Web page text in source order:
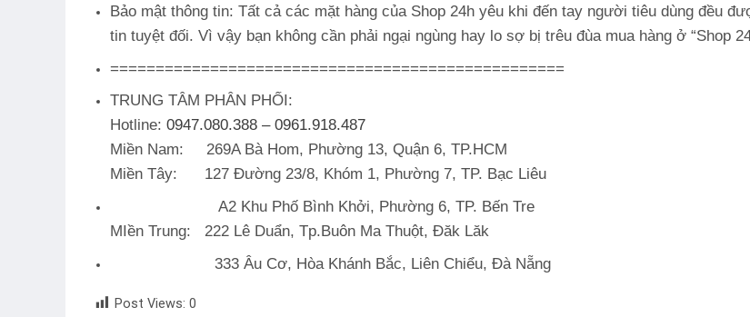
Bảo mật thông tin: Tất cả các mặt hàng của Shop 24h yêu khi đến tay người tiêu dùng đều
tin tuyệt đối. Vì vậy bạn không cần phải ngại ngùng hay lo sợ bị trêu đùa mua hàng ở “Shop
==================================================
TRUNG TÂM PHÂN PHỐI:
Hotline: 0947.080.388 – 0961.918.487
Miền Nam: 269A Bà Hom, Phường 13, Quận 6, TP.HCM
Miền Tây: 127 Đường 23/8, Khóm 1, Phường 7, TP. Bạc Liêu
A2 Khu Phố Bình Khởi, Phường 6, TP. Bến Tre
MIền Trung: 222 Lê Duẩn, Tp.Buôn Ma Thuột, Đăk Lăk
333 Âu Cơ, Hòa Khánh Bắc, Liên Chiểu, Đà Nẵng
Post Views: 0